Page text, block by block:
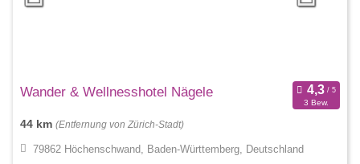
Wander & Wellnesshotel Nägele
3 Bew.
44 km (Entfernung von Zürich-Stadt)
79862 Höchenschwand, Baden-Württemberg, Deutschland